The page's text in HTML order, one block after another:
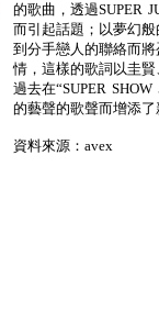
的歌曲，透過SUPER
而引起話題；以夢幻
到分手戀人的聯絡而
情，這樣的歌詞以圭
過去在“SUPER
的藝聲的歌聲而增添
資料來源：avex